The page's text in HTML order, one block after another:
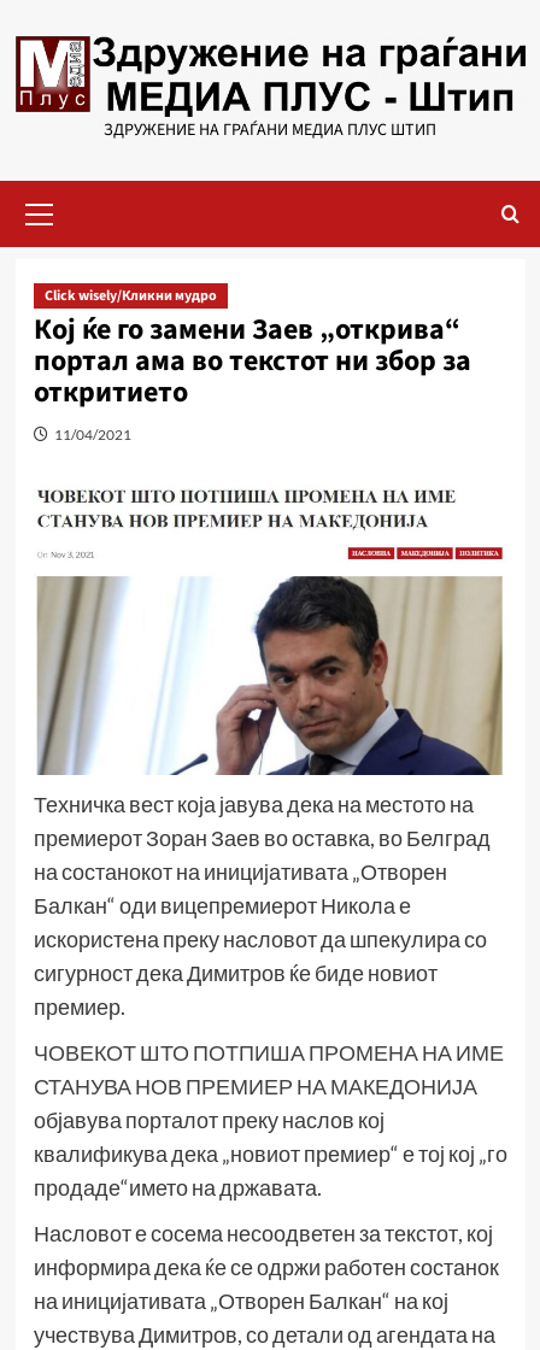
to
content
ЗДРУЖЕНИЕ НА ГРАЃАНИ МЕДИА ПЛУС ШТИП
Menu
Click wisely/Кликни мудро
Кој ќе го замени Заев „открива“
портал ама во текстот ни збор за
откритието
11/04/2021
Техничка вест која јавува дека на местото на
премиерот Зоран Заев во оставка, во Белград
на состанокот на иницијативата „Отворен
Балкан“ оди вицепремиерот Никола е
искористена преку насловот да шпекулира со
сигурност дека Димитров ќе биде новиот
премиер.
ЧОВЕКОТ ШТО ПОТПИША ПРОМЕНА НА ИМЕ
СТАНУВА НОВ ПРЕМИЕР НА МАКЕДОНИЈА
објавува порталот преку наслов кој
квалификува дека „новиот премиер“ е тој кој „го
продаде“името на државата.
Насловот е сосема несоодветен за текстот, кој
информира дека ќе се одржи работен состанок
на иницијативата „Отворен Балкан“ на кој
учествува Димитров, со детали од агендата на